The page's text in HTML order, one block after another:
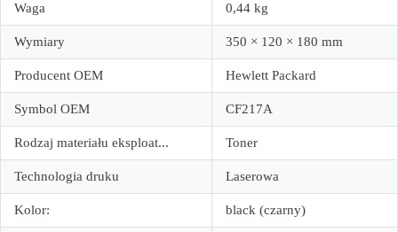
Waga 0,44 kg
Wymiary 350 × 120 × 180 mm
Producent OEM Hewlett Packard
Symbol OEM CF217A
Rodzaj materiału eksploat... Toner
Technologia druku Laserowa
Kolor: black (czarny)